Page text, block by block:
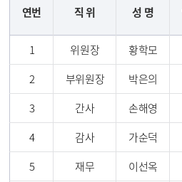
연번 직 위 성 명
1 위원장 황학모
2
부위원장 박은의
3
간사 손해영
4
감사 가순덕
5
재무 이선옥